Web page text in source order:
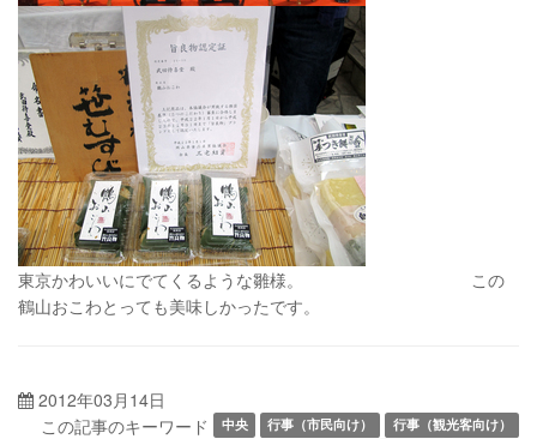
東京かわいいにでてくるような雛様。 この
鶴山おこわとっても美味しかったです。
2012年03月14日
この記事のキーワード
中央 行事（市民向け）
行事（観光客向け）